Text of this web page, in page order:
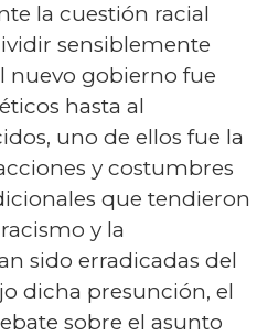
la cuestión racial
sensiblemente
nuevo gobierno fue
hasta al
uno de ellos fue la
y costumbres
que tendieron
y la
sido erradicadas del
dicha presunción, el
sobre el asunto